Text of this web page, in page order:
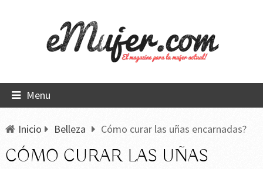
Menu
Inicio Belleza Cómo curar las uñas encarnadas?
CÓMO CURAR LAS UÑAS